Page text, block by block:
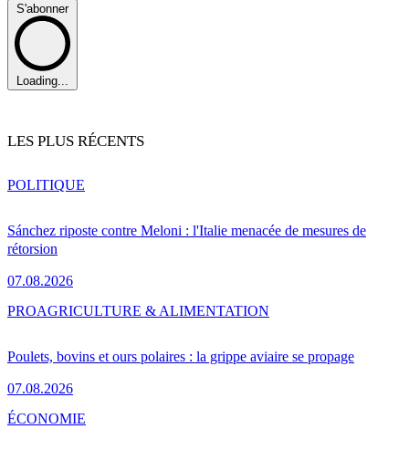
S'abonner
Loading...
LES PLUS RÉCENTS
Sánchez riposte contre Meloni : l'Italie menacée de mesures de
rétorsion
07.08.2026
POLITIQUE
Poulets, bovins et ours polaires : la grippe aviaire se propage
07.08.2026
PROAGRICULTURE & ALIMENTATION
ÉCONOMIE